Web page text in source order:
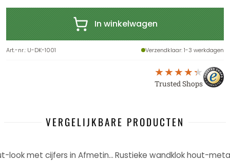
In winkelwagen
Art.-nr.: U-DK-1001 Verzendklaar: 1-3 werkdagen
Trusted Shops
VERGELIJKBARE PRODUCTEN
Vintage wandklok metaal-hout-look met cijfers in Afmeting Ø30cm